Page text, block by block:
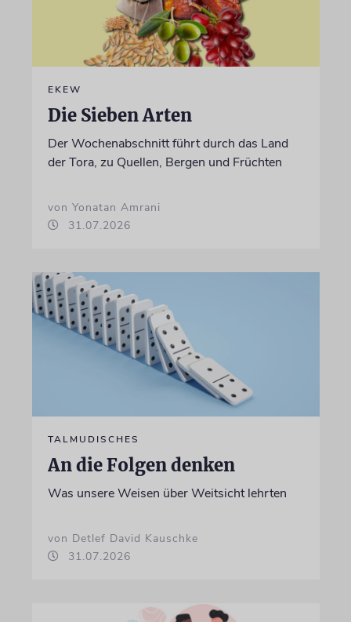
EKEW
Die Sieben Arten
Der Wochenabschnitt führt durch das Land
der Tora, zu Quellen, Bergen und Früchten
von Yonatan Amrani
31.07.2026
TALMUDISCHES
An die Folgen denken
Was unsere Weisen über Weitsicht lehrten
von Detlef David Kauschke
31.07.2026